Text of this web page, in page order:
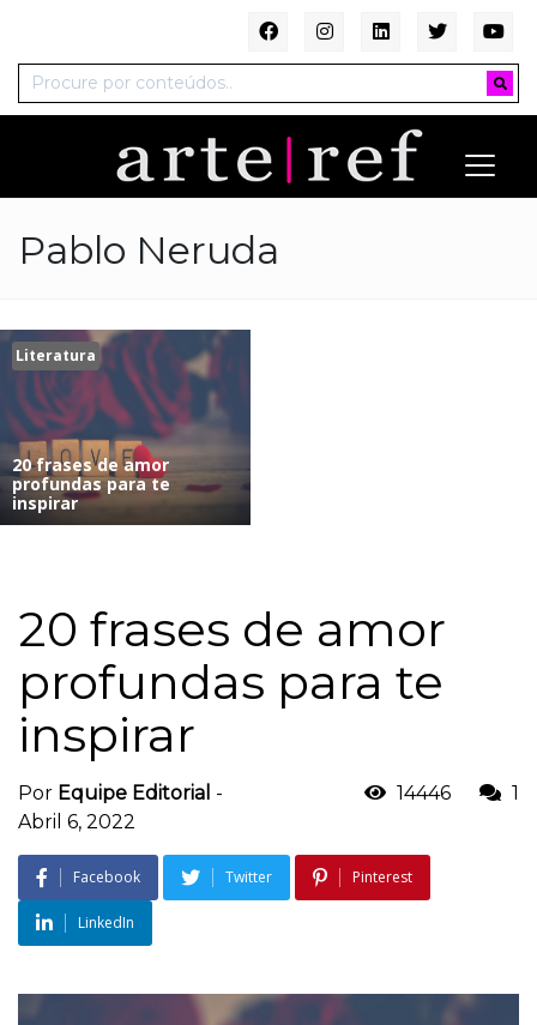
Pablo Neruda
Literatura
20 frases de amor
profundas para te
inspirar
20 frases de amor
profundas para te
inspirar
Por Equipe Editorial -
Abril 6, 2022
14446 1
Facebook Twitter Pinterest
LinkedIn